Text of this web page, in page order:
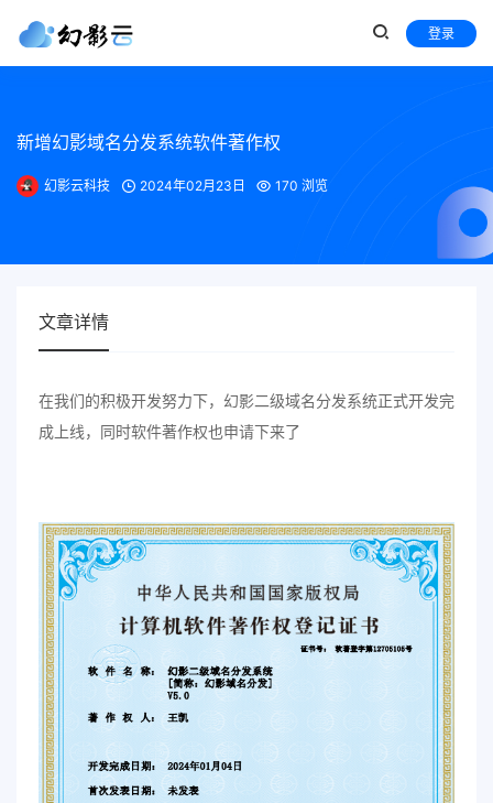
登录
新增幻影域名分发系统软件著作权
幻影云科技 2024年02月23日 170 浏览
文章详情
在我们的积极开发努力下，幻影二级域名分发系统正式开发完
成上线，同时软件著作权也申请下来了